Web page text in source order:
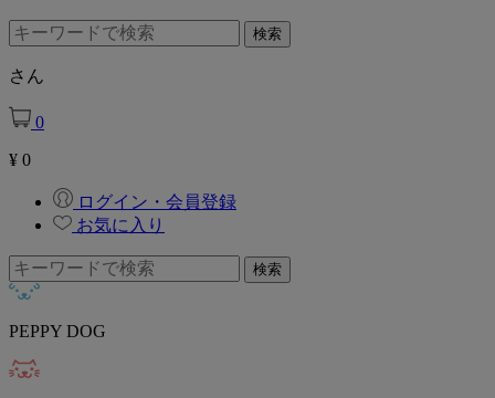
さん
0
¥ 0
ログイン・会員登録
お気に入り
PEPPY DOG